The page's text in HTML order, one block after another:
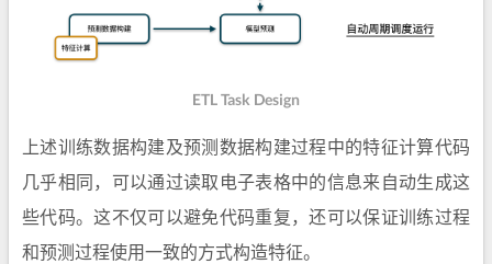
ETL Task Design
上述训练数据构建及预测数据构建过程中的特征计算代码
几乎相同，可以通过读取电子表格中的信息来自动生成这
些代码。这不仅可以避免代码重复，还可以保证训练过程
和预测过程使用一致的方式构造特征。